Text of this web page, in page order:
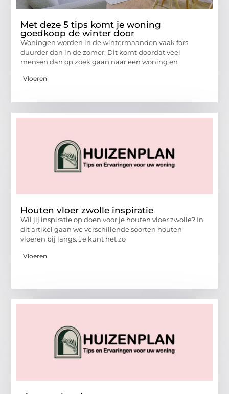
Met deze 5 tips komt je woning
goedkoop de winter door
Woningen worden in de wintermaanden vaak fors
duurder dan in de zomer. Dit komt doordat veel
mensen dan op zoek gaan naar een woning en
Vloeren
Houten vloer zwolle inspiratie
Wil jij inspiratie op doen voor je houten vloer zwolle? In
dit artikel gaan we verschillende soorten houten
vloeren bij langs. Je kunt het zo
Vloeren